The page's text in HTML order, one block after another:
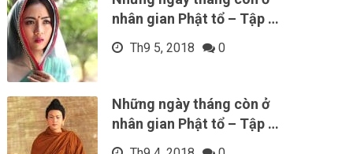
nhân gian Phật tổ – Tập …
Th9 5, 2018 0
Những ngày tháng còn ở
nhân gian Phật tổ – Tập …